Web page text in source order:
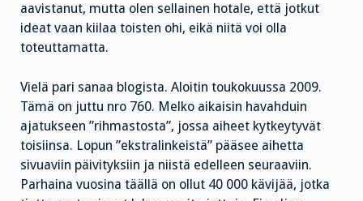
aavistanut, mutta olen sellainen hotale, että jotkut
ideat vaan kiilaa toisten ohi, eikä niitä voi olla
toteuttamatta.
Vielä pari sanaa blogista. Aloitin toukokuussa 2009.
Tämä on juttu nro 760. Melko aikaisin havahduin
ajatukseen ”rihmastosta”, jossa aiheet kytkeytyvät
toisiinsa. Lopun ”ekstralinkeistä” pääsee aihetta
sivuaviin päivityksiin ja niistä edelleen seuraaviin.
Parhaina vuosina täällä on ollut 40 000 kävijää, jotka